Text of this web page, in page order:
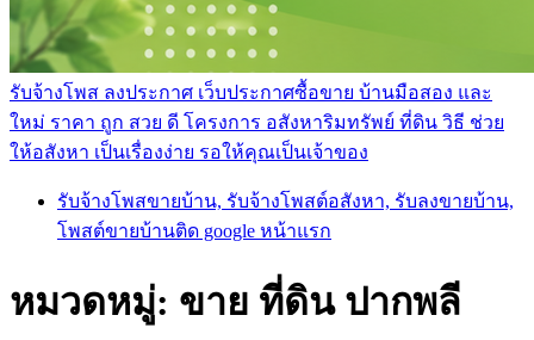
รับจ้างโพส ลงประกาศ เว็บประกาศซื้อขาย บ้านมือสอง และ
ใหม่ ราคา ถูก สวย ดี โครงการ อสังหาริมทรัพย์ ที่ดิน วิธี ช่วย
ให้อสังหา เป็นเรื่องง่าย รอให้คุณเป็นเจ้าของ
รับจ้างโพสขายบ้าน, รับจ้างโพสต์อสังหา, รับลงขายบ้าน,
โพสต์ขายบ้านติด google หน้าแรก
หมวดหมู่: ขาย ที่ดิน ปากพลี